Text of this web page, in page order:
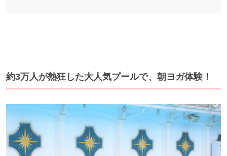
約3万人が熱狂した大人気プールで、朝ヨガ体験！